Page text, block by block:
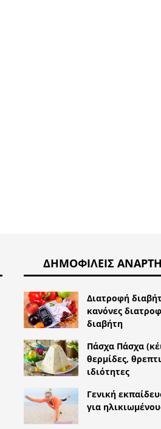
ΔΗΜΟΦΙΛΕΊΣ
Διατροφή
κανόνες
διαβήτη
Πάσχα Πάσχα
θερμίδες,
ιδιότητες
Γενική
για